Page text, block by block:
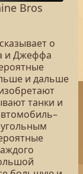
Bros
о
и Джеффа
и дальше
танки и